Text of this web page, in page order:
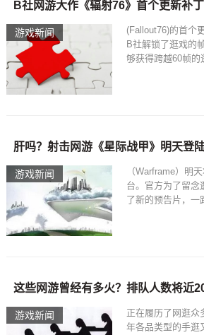
游戏新闻
(Fallout76)的首个
B社解锁了逛戏的
够获得跨越60帧的
游戏新闻
肝吗？射击网游《星际战甲》明天登
（Warframe）明
台。官方为了留念
了新的预告片，一
游戏新闻
正在履历了网逛众
年各品类型的手逛